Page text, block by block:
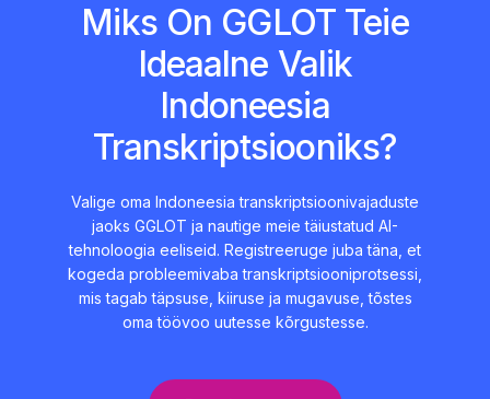
Miks On GGLOT Teie
Ideaalne Valik
Indoneesia
Transkriptsiooniks?
Valige oma Indoneesia transkriptsioonivajaduste
jaoks GGLOT ja nautige meie täiustatud AI-
tehnoloogia eeliseid. Registreeruge juba täna, et
kogeda probleemivaba transkriptsiooniprotsessi,
mis tagab täpsuse, kiiruse ja mugavuse, tõstes
oma töövoo uutesse kõrgustesse.